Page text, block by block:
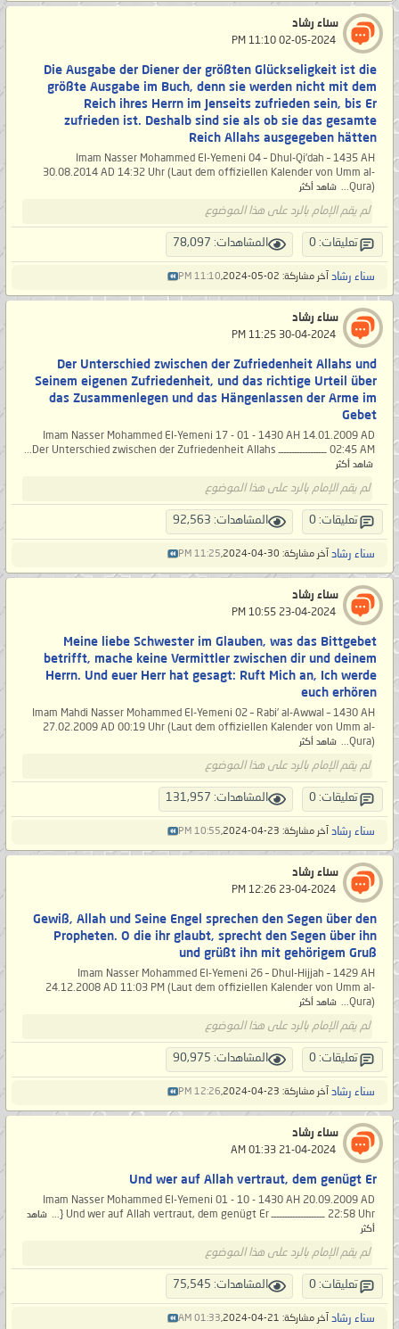
سناء رشاد
Die Ausgabe der Diener der größten Glückseligkeit ist die
größte Ausgabe im Buch, denn sie werden nicht mit dem
Reich ihres Herrn im Jenseits zufrieden sein, bis Er
zufrieden ist. Deshalb sind sie als ob sie das gesamte
Reich Allahs ausgegeben hätten
Imam Nasser Mohammed El-Yemeni 04 – Dhul-Qi’dah – 1435 AH
30.08.2014 AD 14:32 Uhr (Laut dem offiziellen Kalender von Umm al-
Qura)...
شاهد أكثر
لم يقم الإمام بالرد على هذا الموضوع
تعليقات: 0 المشاهدات: 78,097
سناء رشاد آخر مشاركة: 02-05-2024, 11:10 PM
سناء رشاد
Der Unterschied zwischen der Zufriedenheit Allahs und
Seinem eigenen Zufriedenheit, und das richtige Urteil über
das Zusammenlegen und das Hängenlassen der Arme im
Gebet
Imam Nasser Mohammed El-Yemeni 17 - 01 - 1430 AH 14.01.2009 AD
02:45 AM ــــــــــــــــــ Der Unterschied zwischen der Zufriedenheit Allahs...
شاهد أكثر
لم يقم الإمام بالرد على هذا الموضوع
تعليقات: 0 المشاهدات: 92,563
سناء رشاد آخر مشاركة: 30-04-2024, 11:25 PM
سناء رشاد
Meine liebe Schwester im Glauben, was das Bittgebet
betrifft, mache keine Vermittler zwischen dir und deinem
Herrn. Und euer Herr hat gesagt: Ruft Mich an, Ich werde
euch erhören
Imam Mahdi Nasser Mohammed El-Yemeni 02 – Rabi’ al-Awwal – 1430 AH
27.02.2009 AD 00:19 Uhr (Laut dem offiziellen Kalender von Umm al-
Qura)...
شاهد أكثر
لم يقم الإمام بالرد على هذا الموضوع
تعليقات: 0 المشاهدات: 131,957
سناء رشاد آخر مشاركة: 23-04-2024, 10:55 PM
سناء رشاد
Gewiß, Allah und Seine Engel sprechen den Segen über den
Propheten. O die ihr glaubt, sprecht den Segen über ihn
und grüßt ihn mit gehörigem Gruß
Imam Nasser Mohammed El-Yemeni 26 – Dhul-Hijjah – 1429 AH
24.12.2008 AD 11:03 PM (Laut dem offiziellen Kalender von Umm al-
Qura)...
شاهد أكثر
لم يقم الإمام بالرد على هذا الموضوع
تعليقات: 0 المشاهدات: 90,975
سناء رشاد آخر مشاركة: 23-04-2024, 12:26 PM
سناء رشاد
Und wer auf Allah vertraut, dem genügt Er
Imam Nasser Mohammed El-Yemeni 01 - 10 - 1430 AH 20.09.2009 AD
22:58 Uhr ــــــــــــــــــــ Und wer auf Allah vertraut, dem genügt Er {...
شاهد
أكثر
لم يقم الإمام بالرد على هذا الموضوع
تعليقات: 0 المشاهدات: 75,545
سناء رشاد آخر مشاركة: 21-04-2024, 01:33 AM